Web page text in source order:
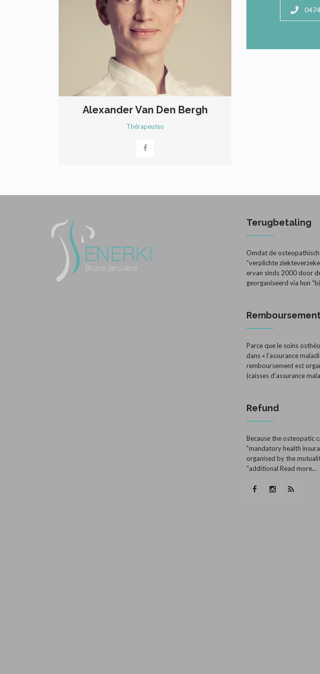
Alexander Van Den Bergh
Thérapeutes
Terugbetaling
Omdat de
“verplichte
ervan sinds 2000 door
georganiseerd via hun
Parce que le soins
dans « l’assurance
remboursement est
(caisses d’assurance
Refund
Because the osteopatic
"mandatory health
organised by the
“additional Read more...